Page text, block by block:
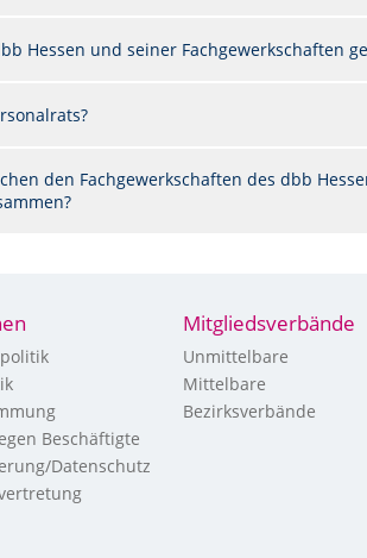
Hessen und seiner Fachgewerkschaften
den Fachgewerkschaften des dbb
Beschäftigte
Datenschutz
Mitgliedsverbände
Unmittelbare
Mittelbare
Bezirksverbände